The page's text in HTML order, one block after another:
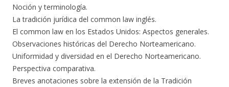
Noción y terminología.
La tradición jurídica del common law inglés.
El common law en los Estados Unidos: Aspectos generales.
Observaciones históricas del Derecho Norteamericano.
Uniformidad y diversidad en el Derecho Norteamericano.
Perspectiva comparativa.
Breves anotaciones sobre la extensión de la Tradición